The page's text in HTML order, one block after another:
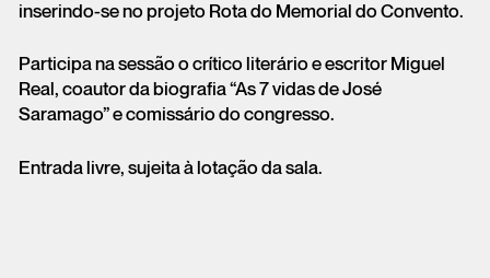
inserindo-se no projeto Rota do Memorial do Convento.
Participa na sessão o crítico literário e escritor Miguel
Real, coautor da biografia “As 7 vidas de José
Saramago” e comissário do congresso.
Entrada livre, sujeita à lotação da sala.